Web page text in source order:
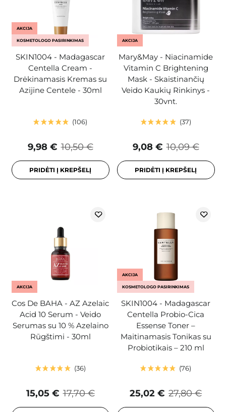
AKCIJA
KOSMETOLOGO PASIRINKIMAS
SKIN1004 - Madagascar
Centella Cream -
Drėkinamasis Kremas su
Azijine Centele - 30ml
106
10,50 €
9,98 €
PRIDĖTI Į KREPŠELĮ
AKCIJA
Mary&May - Niacinamide
Vitamin C Brightening
Mask - Skaistinančių
Veido Kaukių Rinkinys -
30vnt.
37
10,09 €
9,08 €
PRIDĖTI Į KREPŠELĮ
AKCIJA
Cos De BAHA - AZ Azelaic
Acid 10 Serum - Veido
Serumas su 10 % Azelaino
Rūgštimi - 30ml
36
17,70 €
15,05 €
AKCIJA
KOSMETOLOGO PASIRINKIMAS
SKIN1004 - Madagascar
Centella Probio-Cica
Essense Toner –
Maitinamasis Tonikas su
Probiotikais – 210 ml
76
27,80 €
25,02 €